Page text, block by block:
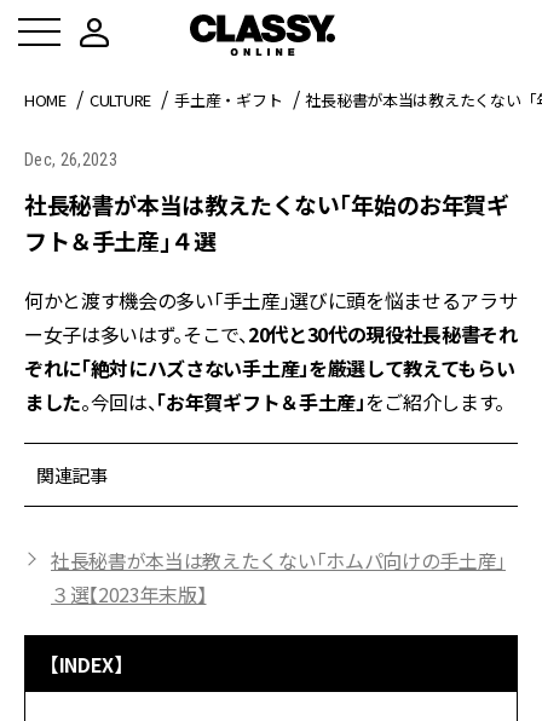
HOME CULTURE 手土産・ギフト 社長秘書が本当は教えたくない
Dec, 26,2023
社長秘書が本当は教えたくない「年始のお年賀ギ
フト＆手土産」４選
何かと渡す機会の多い「手土産」選びに頭を悩ませるアラサ
ー女子は多いはず。そこで、20代と30代の現役社長秘書それ
ぞれに「絶対にハズさない手土産」を厳選して教えてもらい
ました。今回は、「お年賀ギフト＆手土産」をご紹介します。
関連記事
社長秘書が本当は教えたくない「ホムパ向けの手土産」
３選【2023年末版】
【INDEX】